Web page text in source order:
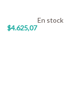
$4.625,07
En stock